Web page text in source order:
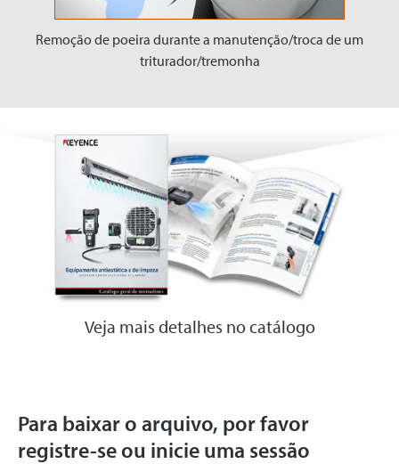
Remoção de poeira durante a manutenção/troca de um
triturador/tremonha
Veja mais detalhes no catálogo
Para baixar o arquivo, por favor
registre-se ou inicie uma sessão